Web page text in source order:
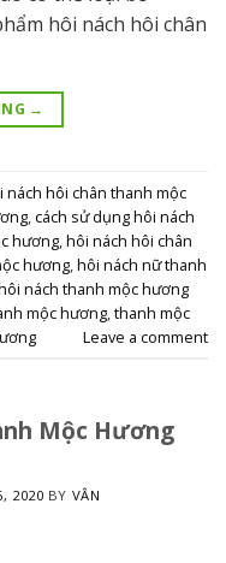
hôi nách hôi chân
→
nách hôi chân thanh mộc
,cách sử dụng hôi nách
hương,hôi nách hôi chân
hương,hôi nách nữ thanh
nách thanh mộc hương
mộc hương,thanh mộc
Leave a comment
Mộc Hương
2020 BY VÂN